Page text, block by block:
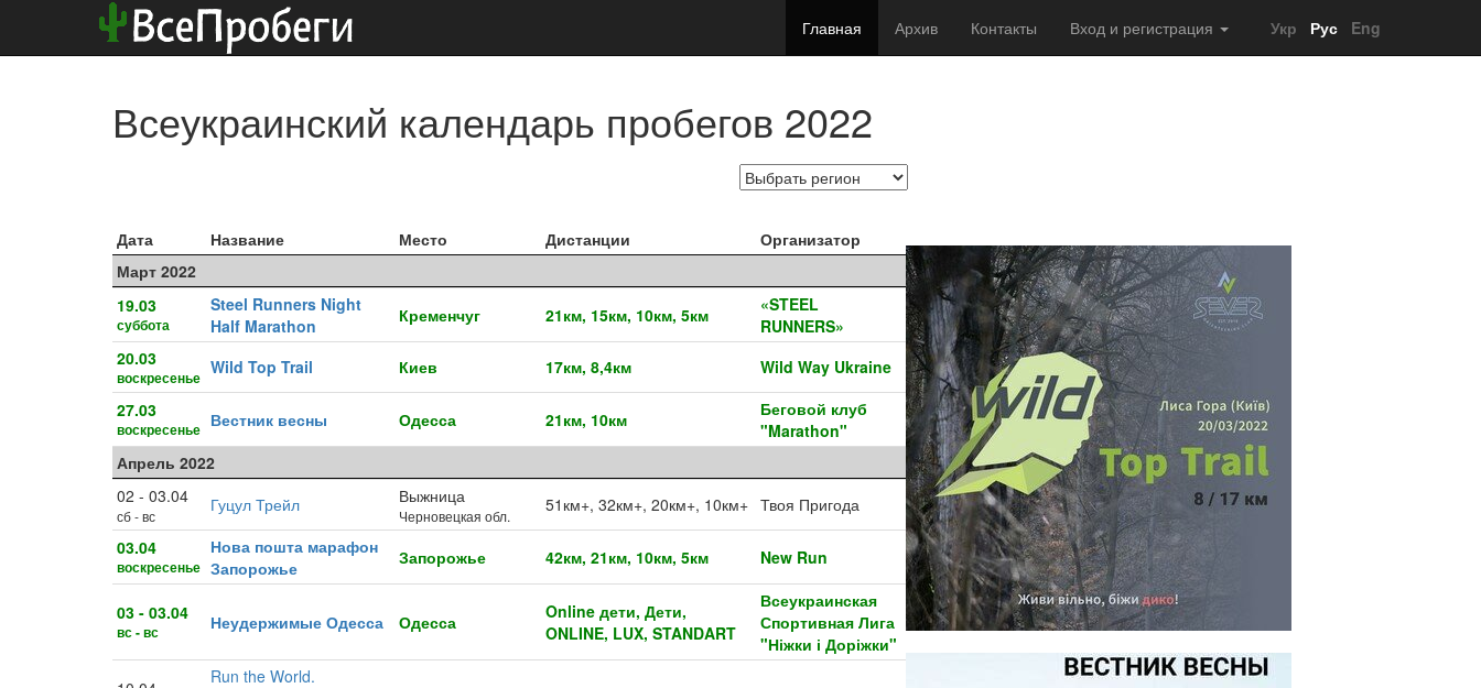
Главная Архив Контакты Вход и регистрация Укр Рус Eng
Всеукраинский календарь пробегов 2022
Дата Название Место Дистанции
Организатор
Март 2022
19.03
суббота
Steel Runners Night
Half Marathon
Кременчуг 21км, 15км, 10км, 5км
«STEEL
RUNNERS»
20.03
воскресенье Wild Top Trail Киев 17км, 8,4км
Wild Way Ukraine
27.03
воскресенье Вестник весны Одесса 21км, 10км
Беговой клуб
"Marathon"
Апрель 2022
02 - 03.04
сб - вс
Гуцул Трейл Выжница
Черновецкая обл.
51км+, 32км+, 20км+, 10км+ Твоя Пригода
03.04
воскресенье
Нова пошта марафон
Запорожье
Запорожье 42км, 21км, 10км, 5км New Run
03 - 03.04
вс - вс Неудержимые Одесса Одесса
Online дети, Дети,
ONLINE, LUX, STANDART
Всеукраинская
Спортивная Лига
"Ніжки і Доріжки"
Run the World.